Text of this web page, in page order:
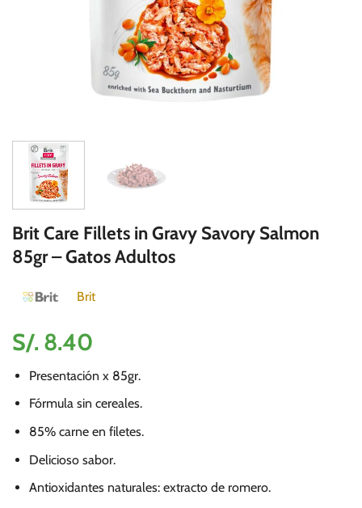
Brit Care Fillets in Gravy Savory Salmon
85gr – Gatos Adultos
Brit
S/. 8.40
Presentación x 85gr.
Fórmula sin cereales.
85% carne en filetes.
Delicioso sabor.
Antioxidantes naturales: extracto de romero.